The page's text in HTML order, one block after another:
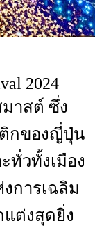
2024
าสต์ ซึ่ง
กของญี่ปุ่น
ทั่วทั้งเมือง
การเฉลิม
ต่งสุดยิ่ง